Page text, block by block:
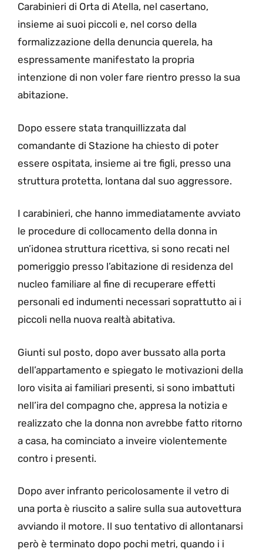
Carabinieri di Orta di Atella, nel casertano,
insieme ai suoi piccoli e, nel corso della
formalizzazione della denuncia querela, ha
espressamente manifestato la propria
intenzione di non voler fare rientro presso la sua
abitazione.
Dopo essere stata tranquillizzata dal
comandante di Stazione ha chiesto di poter
essere ospitata, insieme ai tre figli, presso una
struttura protetta, lontana dal suo aggressore.
I carabinieri, che hanno immediatamente avviato
le procedure di collocamento della donna in
un’idonea struttura ricettiva, si sono recati nel
pomeriggio presso l’abitazione di residenza del
nucleo familiare al fine di recuperare effetti
personali ed indumenti necessari soprattutto ai i
piccoli nella nuova realtà abitativa.
Giunti sul posto, dopo aver bussato alla porta
dell’appartamento e spiegato le motivazioni della
loro visita ai familiari presenti, si sono imbattuti
nell’ira del compagno che, appresa la notizia e
realizzato che la donna non avrebbe fatto ritorno
a casa, ha cominciato a inveire violentemente
contro i presenti.
Dopo aver infranto pericolosamente il vetro di
una porta è riuscito a salire sulla sua autovettura
avviando il motore. Il suo tentativo di allontanarsi
però è terminato dopo pochi metri, quando i i